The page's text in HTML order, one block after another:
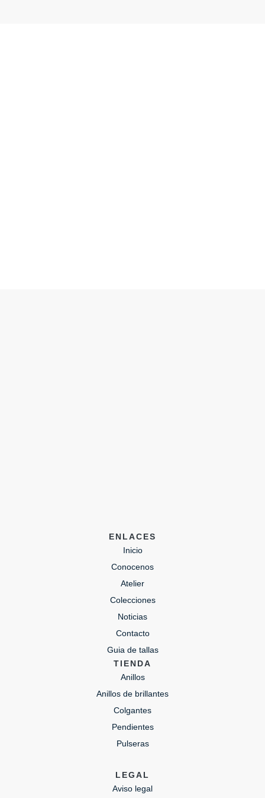
ENLACES
Inicio
Conocenos
Atelier
Colecciones
Noticias
Contacto
Guia de tallas
TIENDA
Anillos
Anillos de brillantes
Colgantes
Pendientes
Pulseras
LEGAL
Aviso legal